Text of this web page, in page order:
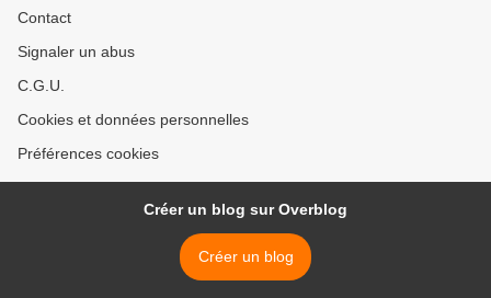
Contact
Signaler un abus
C.G.U.
Cookies et données personnelles
Préférences cookies
Créer un blog sur Overblog
Créer un blog